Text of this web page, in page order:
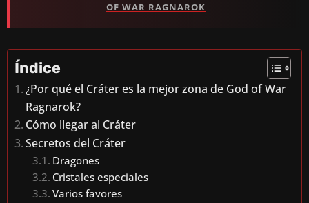
OF WAR RAGNAROK
Índice
¿Por qué el Cráter es la mejor zona de God of War
Ragnarok?
Cómo llegar al Cráter
Secretos del Cráter
Dragones
Cristales especiales
Varios favores